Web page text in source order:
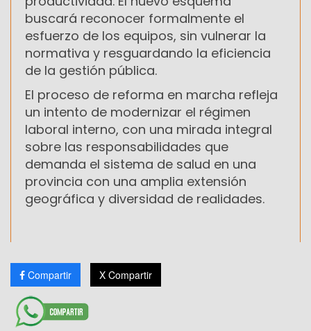
buscará reconocer formalmente el
esfuerzo de los equipos, sin vulnerar la
normativa y resguardando la eficiencia
de la gestión pública.
El proceso de reforma en marcha refleja
un intento de modernizar el régimen
laboral interno, con una mirada integral
sobre las responsabilidades que
demanda el sistema de salud en una
provincia con una amplia extensión
geográfica y diversidad de realidades.
Compartir X Compartir